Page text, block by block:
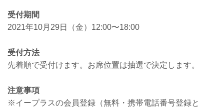
受付期間
2021年10月29日（金）12:00〜18:00
受付方法
先着順で受付けます。お席位置は抽選で決定します。
注意事項
※イープラスの会員登録（無料・携帯電話番号登録と